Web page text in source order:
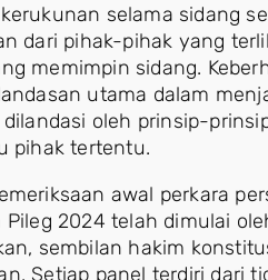
selama sidang
dari pihak-pihak yang
memimpin sidang.
utama dalam
oleh prinsip-
pihak tertentu.
awal perkara
Pileg 2024 telah dimulai
sembilan hakim
Setiap panel terdiri dari